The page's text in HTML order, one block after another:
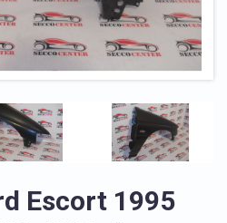
Escort 1995